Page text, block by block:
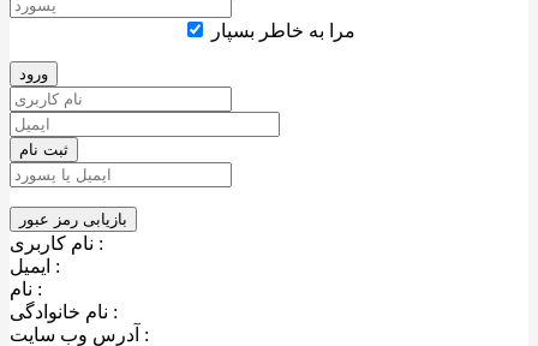
مرا به خاطر بسپار
نام کاربری :
ایمیل :
نام :
نام خانوادگی :
آدرس وب سایت :